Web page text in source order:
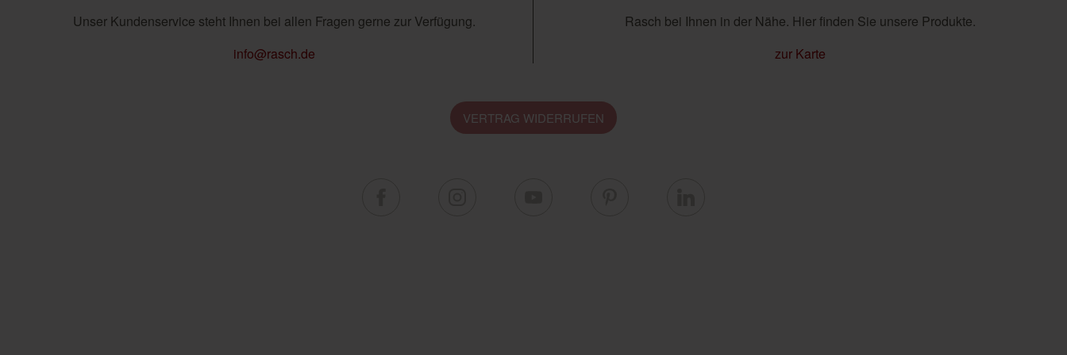
Unser Kundenservice steht Ihnen bei allen Fragen gerne zur Verfügung.
info@rasch.de
Rasch bei Ihnen in der Nähe. Hier finden Sie unsere Produkte.
zur Karte
VERTRAG WIDERRUFEN